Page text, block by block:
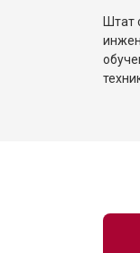
Штат